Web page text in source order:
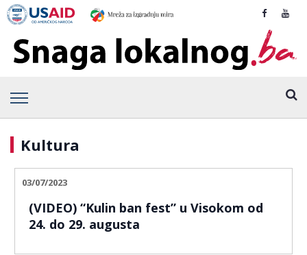
Kultura
03/07/2023
(VIDEO) “Kulin ban fest” u Visokom od
24. do 29. augusta